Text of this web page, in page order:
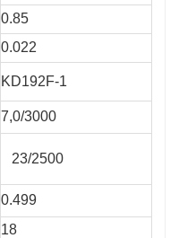
0.85
0.022
KD192F-1
7,0/3000
23/2500
0.499
18